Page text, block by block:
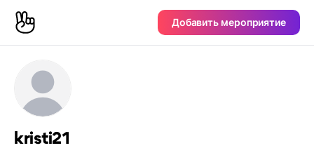
Добавить мероприятие
kristi21